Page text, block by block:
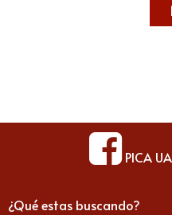
PICA
¿Qué estas buscando?